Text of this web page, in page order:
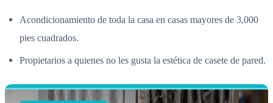
Acondicionamiento de toda la casa en casas mayores de 3,000
pies cuadrados.
Propietarios a quienes no les gusta la estética de casete de pared.